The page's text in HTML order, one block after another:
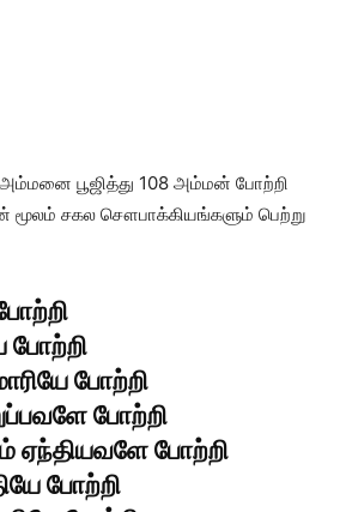
பூஜித்து 108 அம்மன் போற்றி
சகல சௌபாக்கியங்களும் பெற்று
போற்றி
போற்றி
போற்றி
ஏந்தியவளே போற்றி
போற்றி